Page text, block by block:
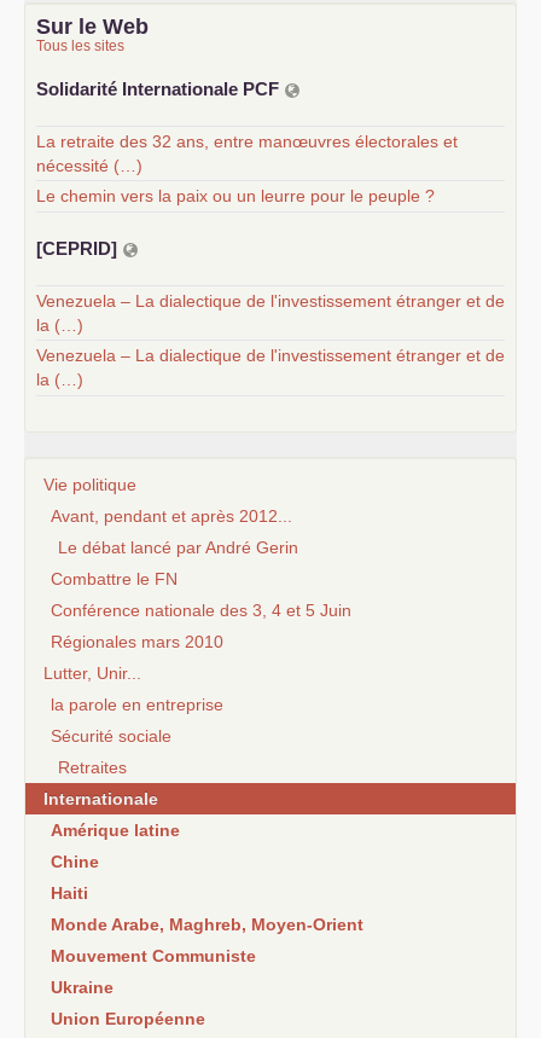
Sur le Web
Tous les sites
Solidarité Internationale PCF
La retraite des 32 ans, entre manœuvres électorales et
nécessité (…)
Le chemin vers la paix ou un leurre pour le peuple ?
[CEPRID]
Venezuela – La dialectique de l'investissement étranger et de
la (…)
Venezuela – La dialectique de l'investissement étranger et de
la (…)
Vie politique
Avant, pendant et après 2012...
Le débat lancé par André Gerin
Combattre le FN
Conférence nationale des 3, 4 et 5 Juin
Régionales mars 2010
Lutter, Unir...
la parole en entreprise
Sécurité sociale
Retraites
Internationale
Amérique latine
Chine
Haiti
Monde Arabe, Maghreb, Moyen-Orient
Mouvement Communiste
Ukraine
Union Européenne